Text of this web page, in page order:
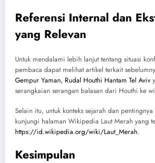
Referensi Internal dan
yang Relevan
Untuk mendalami lebih lanjut tentang situasi
pembaca dapat melihat artikel terkait
Gempur Yaman, Rudal Houthi Hantam Tel Aviv
serangkaian serangan balasan dari Houthi ke
Selain itu, untuk konteks sejarah dan pentingnya
kunjungi halaman Wikipedia Laut Merah yang
https://id.wikipedia.org/wiki/Laut_Merah.
Kesimpulan